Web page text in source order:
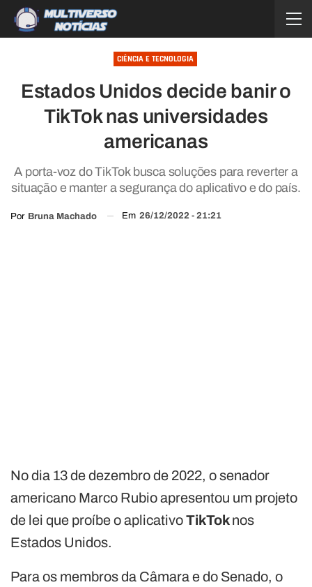
CIÊNCIA E TECNOLOGIA
Estados Unidos decide banir o
TikTok nas universidades
americanas
A porta-voz do TikTok busca soluções para reverter a
situação e manter a segurança do aplicativo e do país.
Por Bruna Machado Em 26/12/2022 - 21:21
No dia 13 de dezembro de 2022, o senador
americano Marco Rubio apresentou um projeto
de lei que proíbe o aplicativoTikToknos
Estados Unidos.
Para os membros da Câmara e do Senado, o